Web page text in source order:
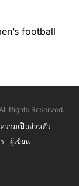
football
All Rights Reserved.
วามเป็นส่วนตัว
ผู้เขียน